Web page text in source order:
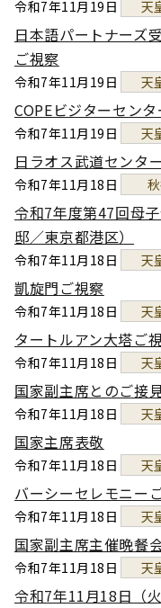
令和7年11月19日 天
日本語パートナーズ
ご視察
令和7年11月19日 天
COPEビジターセン
令和7年11月19日 天
日ラオス武道センタ
令和7年11月18日
令和7年度第47回母
邸／東京都港区）
令和7年11月18日 天
凱旋門ご視察
令和7年11月18日 天
タートルアン大塔ご
令和7年11月18日 天
国家副主席とのご接
令和7年11月18日 天
国家主席表敬
令和7年11月18日 天
バーシーセレモニー
令和7年11月18日 天
国家副主席主催晩餐
令和7年11月18日 天
令和7年11月18日（